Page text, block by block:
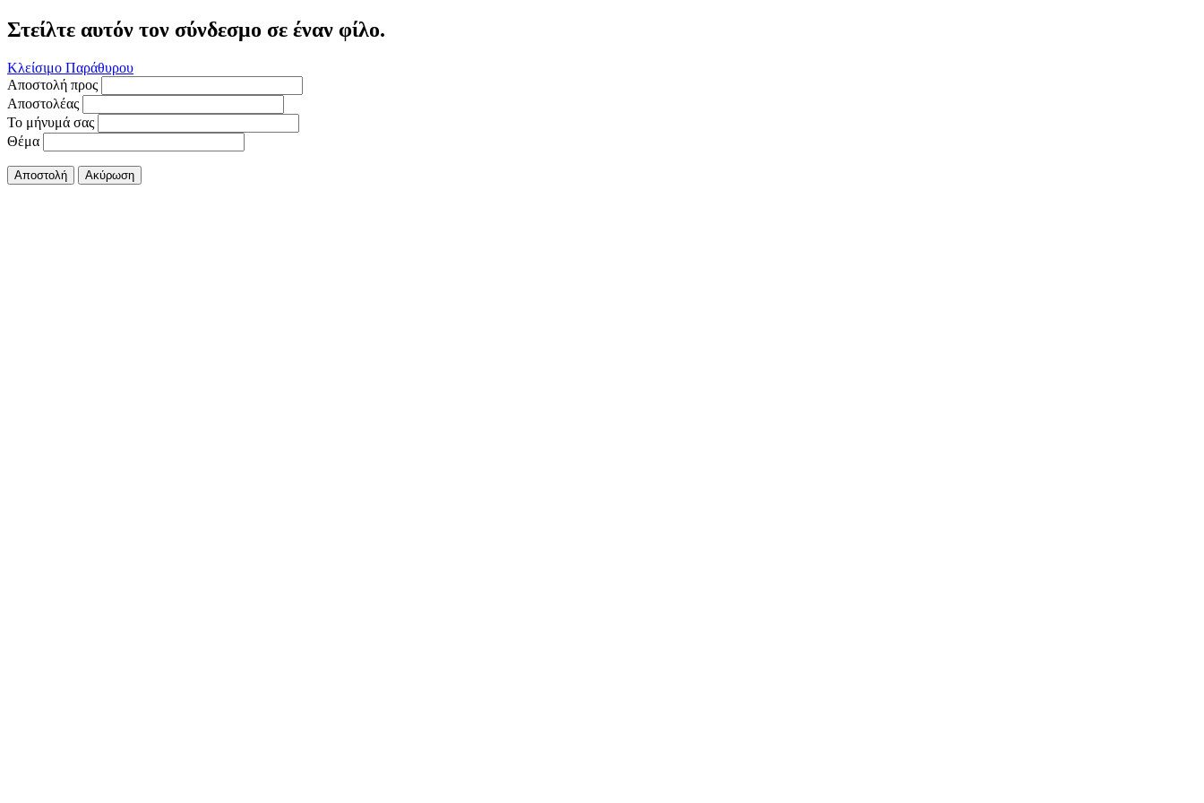
Στείλτε αυτόν τον σύνδεσμο σε έναν φίλο.
Κλείσιμο Παράθυρου
Αποστολή προς
Αποστολέας
Το μήνυμά σας
Θέμα
Αποστολή Ακύρωση